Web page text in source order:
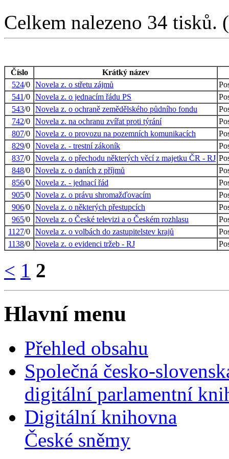
Celkem nalezeno 34 tisků.
Číslo
Krátký název
524/0 Novela z. o střetu zájmů
541/0 Novela z. o jednacím řádu PS
543/0 Novela z. o ochraně zemědělského půdního fondu
742/0 Novela z. na ochranu zvířat proti týrání
807/0 Novela z. o provozu na pozemních komunikacích
829/0 Novela z. - trestní zákoník
837/0 Novela z. o přechodu některých věcí z majetku ČR - RJ
848/0 Novela z. o daních z příjmů
856/0 Novela z. - jednací řád
905/0 Novela z. o právu shromažďovacím
906/0 Novela z. o některých přestupcích
965/0 Novela z. o České televizi a o Českém rozhlasu
1127/0 Novela z. o volbách do zastupitelstev krajů
1138/0 Novela z. o evidenci tržeb - RJ
< 1 2
Hlavní menu
Přehled obsahu
Společná česko-
digitální parlamentní
Digitální knihovna
České sněmy